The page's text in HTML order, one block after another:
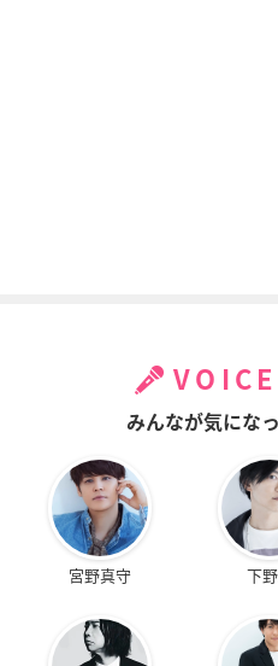
みんなが気にな
宮野真守 下